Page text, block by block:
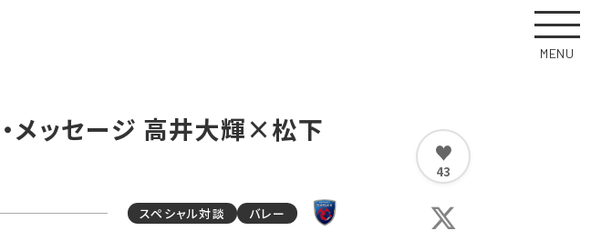
MENU
メッセージ 高井大輝×松下
スペシャル対談 バレー
♥
43